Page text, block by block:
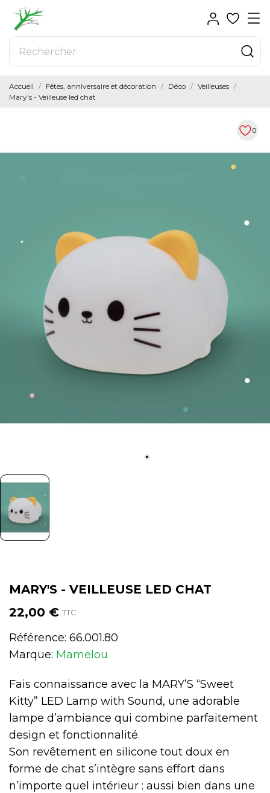
Accueil Fêtes, anniversaire et décoration Déco
Veilleuses
Mary's - Veilleuse led chat
0
MARY'S - VEILLEUSE LED CHAT
22,00 € TTC
Référence: 66.001.80
Marque: Mamelou
Fais connaissance avec la MARY’S “Sweet
Kitty” LED Lamp with Sound, une adorable
lampe d’ambiance qui combine parfaitement
design et fonctionnalité.
Son revêtement en silicone tout doux en
forme de chat s’intègre sans effort dans
n’importe quel intérieur : aussi bien dans une